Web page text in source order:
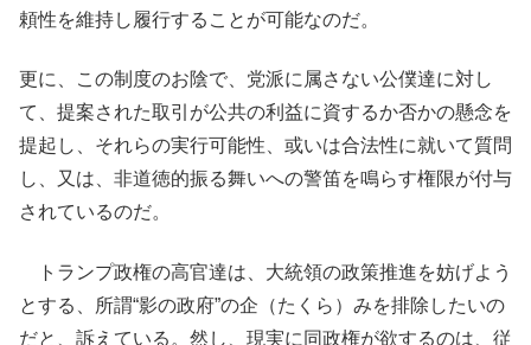
頼性を維持し履行することが可能なのだ。
更に、この制度のお陰で、党派に属さない公僕達に対し
て、提案された取引が公共の利益に資するか否かの懸念を
提起し、それらの実行可能性、或いは合法性に就いて質問
し、又は、非道徳的振る舞いへの警笛を鳴らす権限が付与
されているのだ。
トランプ政権の高官達は、大統領の政策推進を妨げよう
とする、所謂“影の政府”の企（たくら）みを排除したいの
だと、訴えている。然し、現実に同政権が欲するのは、従